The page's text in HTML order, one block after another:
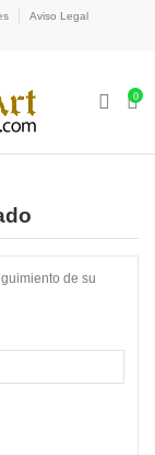
Aviso Legal
0
de su